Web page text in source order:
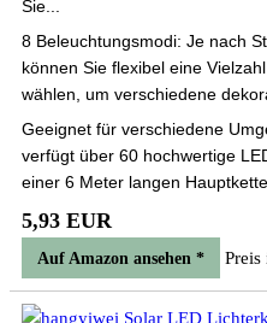
Sie...
8 Beleuchtungsmodi: Je nach
können Sie flexibel eine
wählen, um verschiedene
Geeignet für verschiedene
verfügt über 60 hochwertige
einer 6 Meter langen
5,93 EUR
Auf Amazon ansehen * Preis